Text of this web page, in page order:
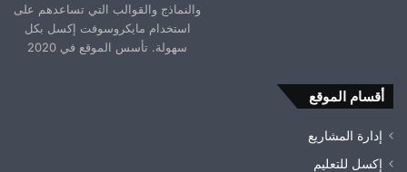
والنماذج والقوالب التي تساعدهم على
استخدام مايكروسوفت إكسل بكل
سهولة. تأسس الموقع في 2020
أقسام الموقع
إدارة المشاريع
إكسل للتعليم